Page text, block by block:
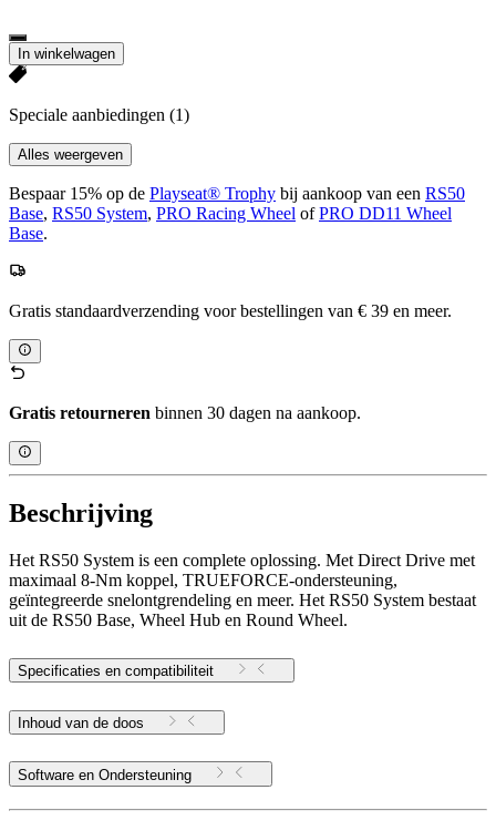
In winkelwagen
Speciale aanbiedingen (1)
Alles weergeven
Bespaar 15% op de Playseat® Trophy bij aankoop van een RS50
Base, RS50 System, PRO Racing Wheel ofPRO DD11 Wheel
Base.
Gratis standaardverzending voor bestellingen van € 39 en meer.
Gratis retourneren binnen 30 dagen na aankoop.
Beschrijving
Het RS50 System is een complete oplossing. Met Direct Drive met
maximaal 8-Nm koppel, TRUEFORCE-ondersteuning,
geïntegreerde snelontgrendeling en meer. Het RS50 System bestaat
uit de RS50 Base, Wheel Hub en Round Wheel.
Specificaties en compatibiliteit
Inhoud van de doos
Software en Ondersteuning